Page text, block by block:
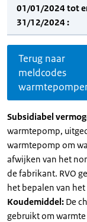
01/01/2024 tot
31/12/2024 :
Terug naar
meldcodes
Subsidiabel
warmtepomp,
warmtepomp om
afwijken van het
de fabrikant. RVO
het bepalen van
Koudemiddel: De
gebruikt om